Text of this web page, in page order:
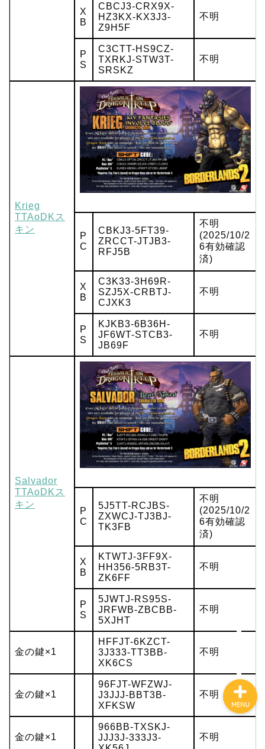
X
B
CBCJ3-CRX9X-
HZ3KX-KX3J3-
Z9H5F
不明
P
S
C3CTT-HS9CZ-
TXRKJ-STW3T-
SRSKZ
不明
Krieg
TTAoDKス
キン
P
C
CBKJ3-5FT39-
ZRCCT-JTJB3-
RFJ5B
不明
(2025/10/2
6有効確認
済)
X
B
C3K33-3H69R-
SZJ5X-CRBTJ-
CJXK3
不明
P
S
KJKB3-6B36H-
JF6WT-STCB3-
JB69F
不明
Salvador
TTAoDKス
キン
P
C
5J5TT-RCJBS-
ZXWCJ-TJ3BJ-
TK3FB
不明
(2025/10/2
6有効確認
済)
X
B
KTWTJ-3FF9X-
HH356-5RB3T-
ZK6FF
不明
P
S
5JWTJ-RS95S-
JRFWB-ZBCBB-
5XJHT
不明
金の鍵×1
HFFJT-6KZCT-
3J333-TT3BB-
XK6CS
不明
金の鍵×1
96FJT-WFZWJ-
J3JJJ-BBT3B-
XFKSW
不明
金の鍵×1
966BB-TXSKJ-
JJJ3J-333J3-
不明
MENU
ハードウェア
ゲーム
ソフトウェア・サービス